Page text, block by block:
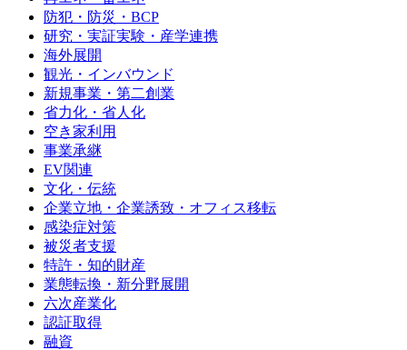
防犯・防災・BCP
研究・実証実験・産学連携
海外展開
観光・インバウンド
新規事業・第二創業
省力化・省人化
空き家利用
事業承継
EV関連
文化・伝統
企業立地・企業誘致・オフィス移転
感染症対策
被災者支援
特許・知的財産
業態転換・新分野展開
六次産業化
認証取得
融資